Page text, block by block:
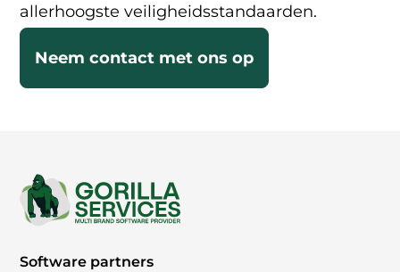
allerhoogste veiligheidsstandaarden.
Neem contact met ons op
Footer
Software partners